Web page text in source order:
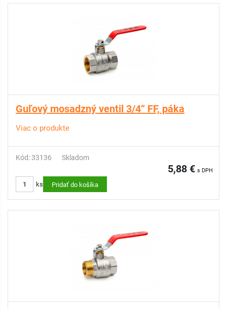
Guľový mosadzný ventil 3/4“ FF, páka
Viac o produkte
Kód: 33136 Skladom
5,88 € s DPH
ks Pridať do košíka